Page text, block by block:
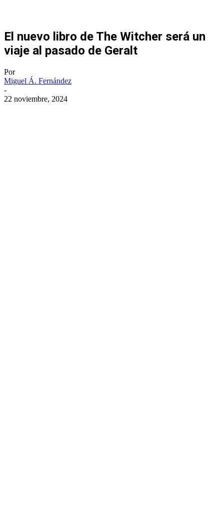
El nuevo libro de The Witcher será un
viaje al pasado de Geralt
Por
Miguel Á. Fernández
-
22 noviembre, 2024